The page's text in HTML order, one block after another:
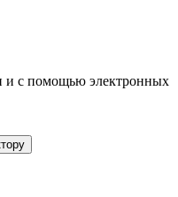
с помощью электронных